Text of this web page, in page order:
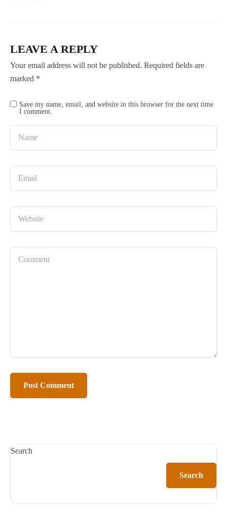
LEAVE A REPLY
Your email address will not be published. Required fields are
marked *
Save my name, email, and website in this browser for the next time
I comment.
Search
Search